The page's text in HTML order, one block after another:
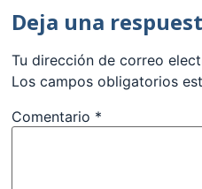
Deja una
Tu dirección de correo
Los campos obligatorios
Comentario *